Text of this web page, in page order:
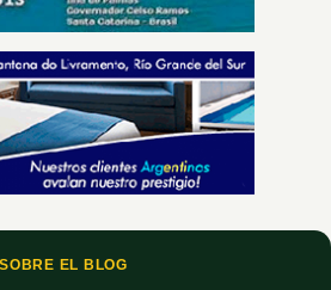
SOBRE EL BLOG